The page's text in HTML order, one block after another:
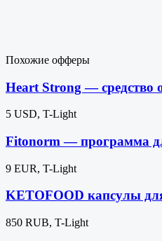
Похожие офферы
Heart Strong —
5 USD, T-Light
Fitonorm — программа
9 EUR, T-Light
KETOFOOD капсулы
850 RUB, T-Light